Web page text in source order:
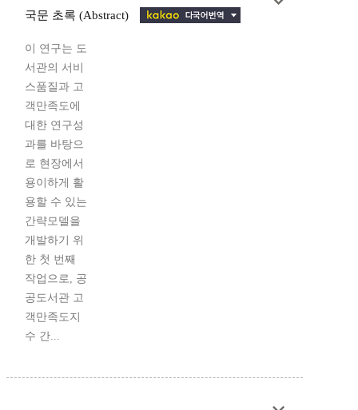
국문 초록 (Abstract)
이 연구는 도
서관의 서비
스품질과 고
객만족도에
대한 연구성
과를 바탕으
로 현장에서
용이하게 활
용할 수 있는
간략모델을
개발하기 위
한 첫 번째
작업으로, 공
공도서관 고
객만족도지
수 간...